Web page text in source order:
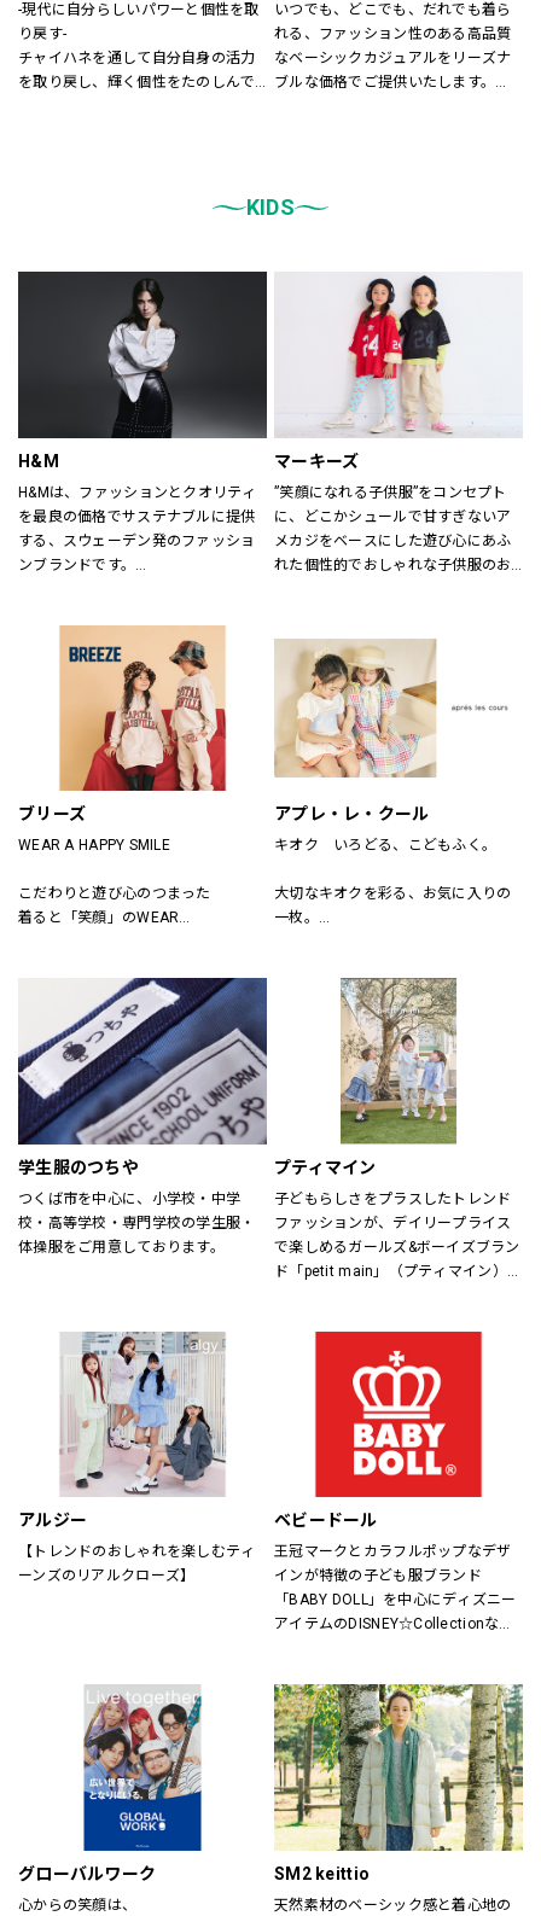
ともに生きよう
-現代に自分らしいパワーと個性を取
り戻す-
チャイハネを通して自分自身の活力
を取り戻し、輝く個性をたのしんで
を取り戻す力になりたいと考えてい
いつでも、どこでも、だれでも着ら
れる、ファッション性のある高品質
なベーシックカジュアルをリーズナ
ブルな価格でご提供いたします。
などをゾーンに分けて配置し、広
す。
どうぞご来店ください。
KIDS
H&M
H&Mは、ファッションとクオリティ
を最良の価格でサステナブルに提供
する、スウェーデン発のファッショ
ンブランドです。
さまをお迎えしています。
H&Mお問い合わせ窓口:
https://lin.ee/k1gDN7M（LINEでの
お問い合わせ）
マーキーズ
”笑顔になれる子供服”をコンセプト
に、どこかシュールで甘すぎないア
メカジをベースにした遊び心にあふ
れた個性的でおしゃれな子供服のお
ブリーズ
WEAR A HAPPY SMILE
こだわりと遊び心のつまった
着ると「笑顔」のWEAR
アプレ・レ・クール
キオク　いろどる、こどもふく。
大切なキオクを彩る、お気に入りの
一枚。
日々を　トクベツに過ごせるそんな
「一枚」をお届けします。
学生服のつちや
つくば市を中心に、小学校・中学
校・高等学校・専門学校の学生服・
体操服をご用意しております。
プティマイン
子どもらしさをプラスしたトレンド
ファッションが、デイリープライス
で楽しめるガールズ&ボーイズブラン
ド「petit main」（プティマイン）。
アルジー
【トレンドのおしゃれを楽しむティ
ーンズのリアルクローズ】
ベビードール
王冠マークとカラフルポップなデザ
インが特徴の子ども服ブランド
「BABY DOLL」を中心にディズニー
アイテムのDISNEY☆Collectionなど
は150cmまで、大人はXLサイズまで
取り揃えているので、ご家族で楽し
めるペアアイテムもラインナップし
たファミリーカジュアルブランドで
す。
グローバルワーク
心からの笑顔は、
SM2 keittio
天然素材のベーシック感と着心地の